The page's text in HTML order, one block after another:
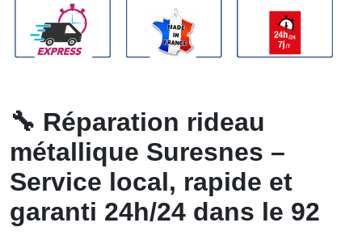
🔧 Réparation rideau
métallique Suresnes –
Service local, rapide et
garanti 24h/24 dans le 92